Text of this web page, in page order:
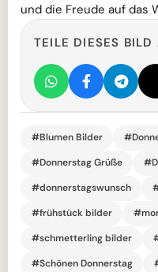
und die Freude auf das
TEILE DIESES BILD
#Blumen Bilder
#Donnerstag Grüße
#donnerstagswunsch
#frühstück bilder
#schmetterling bilder
#Schönen Donnerstag